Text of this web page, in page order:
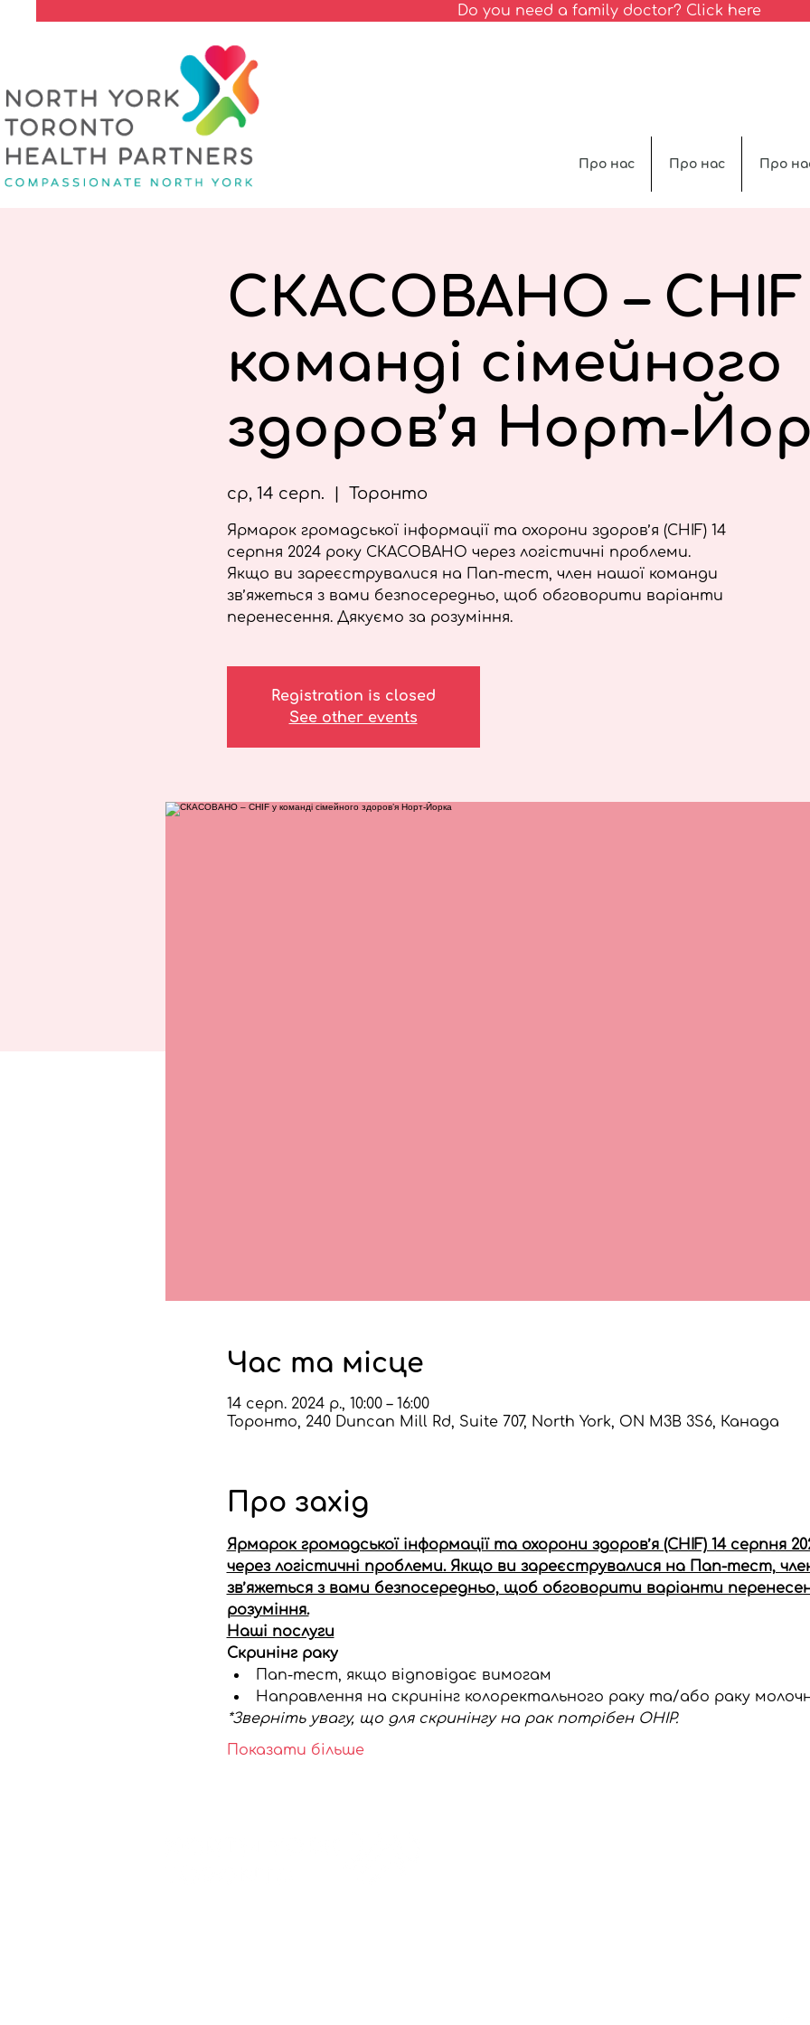
Про нас Про нас Про
Do you need a family doctor? Click here
СКАСОВАНО – CHIF
команді сімейного
здоров’я Норт-
ср, 14 серп. Торонто
Ярмарок громадської інформації та охорони здоров’я (CHIF) 14
серпня 2024 року СКАСОВАНО через логістичні проблеми.
Якщо ви зареєструвалися на Пап-тест, член нашої команди
зв’яжеться з вами безпосередньо, щоб обговорити варіанти
перенесення. Дякуємо за розуміння.
Registration is closed
See other events
Час та місце
14 серп. 2024 р., 10:00 – 16:00
Торонто, 240 Duncan Mill Rd, Suite 707, North York, ON M3B 3S6, Канада
Про захід
Ярмарок громадської інформації та охорони здоров’я (CHIF) 14
через логістичні проблеми. Якщо ви зареєструвалися на Пап-тест,
зв’яжеться з вами безпосередньо, щоб обговорити варіанти
розуміння.
Наші послуги
Скринінг раку
Пап-тест, якщо відповідає вимогам
Направлення на скринінг колоректального раку та/або раку
*Зверніть увагу, що для скринінгу на рак потрібен OHIP.
Показати більше